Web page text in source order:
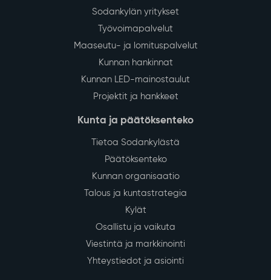
Sodankylän yritykset
Työvoimapalvelut
Maaseutu- ja lomituspalvelut
Kunnan hankinnat
Kunnan LED-mainostaulut
Projektit ja hankkeet
Kunta ja päätöksenteko
Tietoa Sodankylästä
Päätöksenteko
Kunnan organisaatio
Talous ja kuntastrategia
Kylät
Osallistu ja vaikuta
Viestintä ja markkinointi
Yhteystiedot ja asiointi